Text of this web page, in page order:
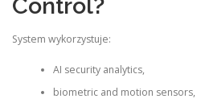
System wykorzystuje:
AI security analytics,
biometric and motion sensors,